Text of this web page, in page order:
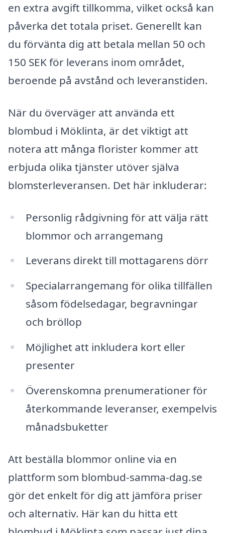
en extra avgift tillkomma, vilket också kan
påverka det totala priset. Generellt kan
du förvänta dig att betala mellan 50 och
150 SEK för leverans inom området,
beroende på avstånd och leveranstiden.
När du överväger att använda ett
blombud i Möklinta, är det viktigt att
notera att många florister kommer att
erbjuda olika tjänster utöver själva
blomsterleveransen. Det här inkluderar:
Personlig rådgivning för att välja rätt
blommor och arrangemang
Leverans direkt till mottagarens dörr
Specialarrangemang för olika tillfällen
såsom födelsedagar, begravningar
och bröllop
Möjlighet att inkludera kort eller
presenter
Överenskomna prenumerationer för
återkommande leveranser, exempelvis
månadsbuketter
Att beställa blommor online via en
plattform som blombud-samma-dag.se
gör det enkelt för dig att jämföra priser
och alternativ. Här kan du hitta ett